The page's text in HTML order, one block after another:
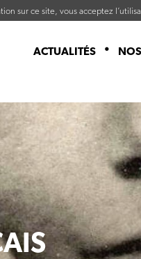
sur ce site, vous acceptez
ACTUALITÉS